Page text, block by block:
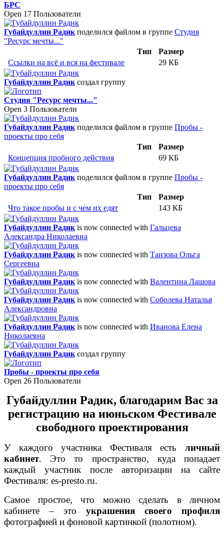
БРС
Open 17 Пользователи
Губайдуллин Радикподелился файлом в группе Студия
"Ресурс мечты..."
Тип
Размер
Ссылки на всё и вся на фестивале
29 КБ
Губайдуллин Радиксоздал группу
Студия "Ресурс мечты..."
Open 3 Пользователи
Губайдуллин Радикподелился файлом в группе Пробы -
проекты про себя
Тип
Размер
Концепция пробного действия
69 КБ
Губайдуллин Радикподелился файлом в группе Пробы -
проекты про себя
Тип
Размер
Что такое пробы и с чем их едят
143 КБ
Губайдуллин Радикis now connected with Гальцева
Александра Николаевна
Губайдуллин Радикis now connected with Таизова Ольга
Сергеевна
Губайдуллин Радикis now connected with Валентина Лашова
Губайдуллин Радикis now connected with Соболева Наталья
Александровна
Губайдуллин Радикis now connected with Иванова Елена
Николаевна
Губайдуллин Радиксоздал группу
Пробы - проекты про себя
Open 26 Пользователи
Губайдуллин Радик, благодарим Вас за
регистрацию на июньском Фестивале
свободного проектирования
У каждого участника Фестиваля есть личный
кабинет. Это то пространство, куда попадает
каждый участник после авторизации на сайте
Фестиваля: es-presto.ru.
Самое простое, что можно сделать в личном
кабинете – это украшения своего профиля
фотографией и фоновой картинкой (полотном).